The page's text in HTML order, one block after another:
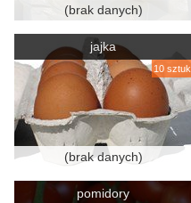
(brak danych)
jajka
10 sztuk
(brak danych)
pomidory